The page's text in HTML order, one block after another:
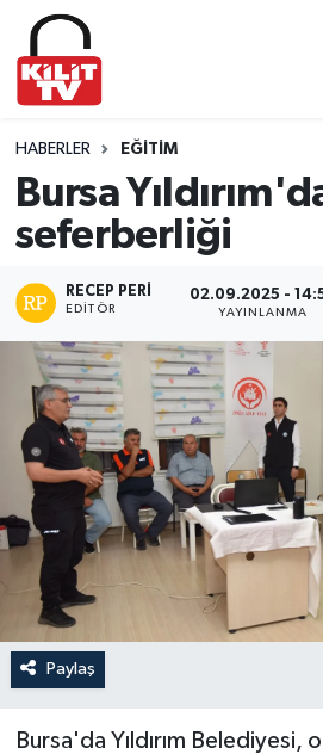
HABERLER EĞITIM
Bursa
seferberliği
RECEP PERI
EDITÖR
02.09.2025 -
YAYINLANMA
Paylaş
Bursa'da Yıldırım Belediyesi,
Hava Durumu
Trafik Durumu
Süper Lig Puan Durumu ve
Haber Arşivi